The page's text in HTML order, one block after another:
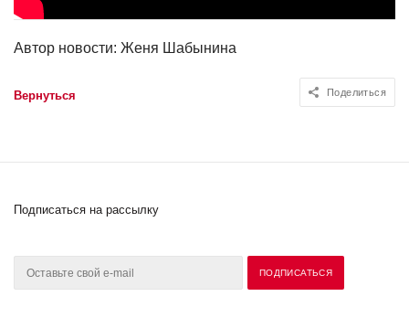
Автор новости: Женя Шабынина
Вернуться Поделиться
Подписаться на рассылку